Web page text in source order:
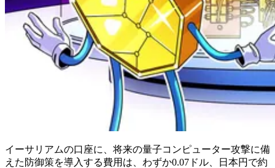
イーサリアムの口座に、将来の量子コンピューター攻撃に備
えた防御策を導入する費用は、わずか0.07ドル、日本円で約